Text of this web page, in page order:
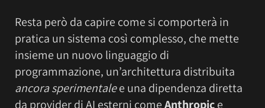
Resta però da capire come si comporterà in
pratica un sistema così complesso, che mette
insieme un nuovo linguaggio di
programmazione, un’architettura distribuita
ancora sperimentalee una dipendenza diretta
da provider di AI esterni comeAnthropice